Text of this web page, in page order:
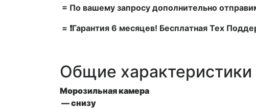
= По вашему запросу дополнительно
= ❗Гарантия 6 месяцев! Бесплатная Тех
Общие характеристики
Морозильная камера
— снизу